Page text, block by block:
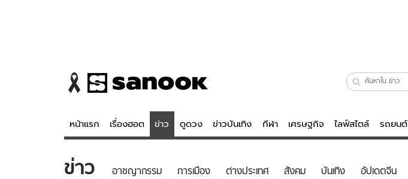
หน้าแรก เรื่องฮอต ข่าว ดูดวง ข่าวบันเทิง กีฬา เศรษฐกิจ ไลฟ์สไตล์ รถยนต์
ข่าว ดูดวง - ตรวจหวย ไลฟ์สไตล์
ข่าว อาชญากรรม การเมือง ต่างประเทศ สังคม บันเทิง อัปเดตจีน